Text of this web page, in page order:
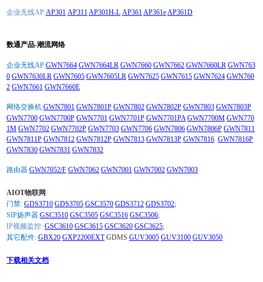
企业无线AP:AP301 AP311AP301H-L AP361AP361eAP361D
数通产品-潮流网络
企业无线AP:GWN7664 GWN7664LR GWN7660 GWN7662 GWN7660LR GWN763
0 GWN7630LR GWN7605 GWN7605LR GWN7625 GWN7615 GWN7624 GWN760
2 GWN7661 GWN7660E
网络交换机:GWN7801 GWN7801P GWN7802 GWN7802P GWN7803 GWN7803P
GWN7700 GWN7700P GWN7701 GWN7701P GWN7701PA GWN7700M GWN770
1M GWN7702 GWN7702P GWN7703 GWN7706 GWN7806 GWN7806P GWN7811
GWN7811P GWN7812 GWN7812P GWN7813 GWN7813P GWN7816 GWN7816P
GWN7830 GWN7831 GWN7832
路由器:GWN7052/F GWN7062 GWN7001 GWN7002 GWN7003
AIOT物联网
门禁: GDS3710 GDS3705 GSC3570 GDS3712 GDS3702;
SIP扬声器:GSC3510 GSC3505 GSC3516 GSC3506;
IP视频监控: GSC3610 GSC3615 GSC3620 GSC3625;
其它配件: GBX20 GXP2200EXTGDMS GUV3005 GUV3100 GUV3050
下载相关文档